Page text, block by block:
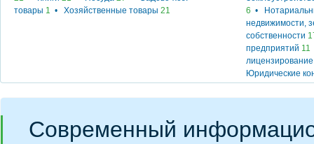
товары 1 • Хозяйственные товары 21
6 •
недвижимости,
собственности
предприятий 11
лицензирование
Юридические
Современный